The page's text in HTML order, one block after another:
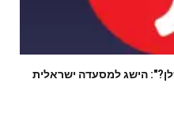
הישג למסעדה ישראלית